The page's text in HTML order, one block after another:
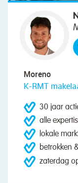
Moreno
K-RMT
30 jaar
alle
lokale
betrokken
zaterdag